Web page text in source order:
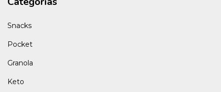
Snacks
Pocket
Granola
Keto